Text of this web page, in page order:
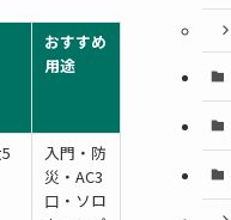
おすすめ
用途
入門・防
災・AC3
口・ソロ